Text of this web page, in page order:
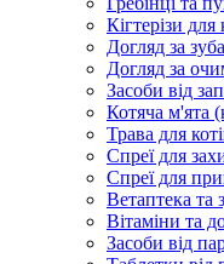
Кігтерізи для
Догляд за
Догляд за
Засоби від
Котяча м'ята
Трава для
Спреї для
Спреї для
Ветаптека та
Вітаміни та
Засоби від